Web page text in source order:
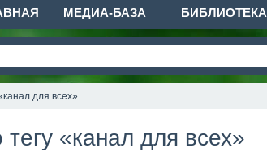
МЕДИА-БАЗА БИБЛИОТЕКА
для всех»
тегу «канал для всех»